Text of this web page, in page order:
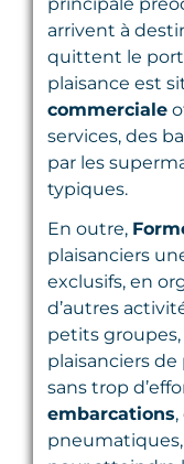
arrivent à
quittent le port
plaisance est
commerciale
services, des
par les
typiques.
En outre,
plaisanciers
exclusifs, en
d’autres
petits
plaisanciers
sans trop
embarcations